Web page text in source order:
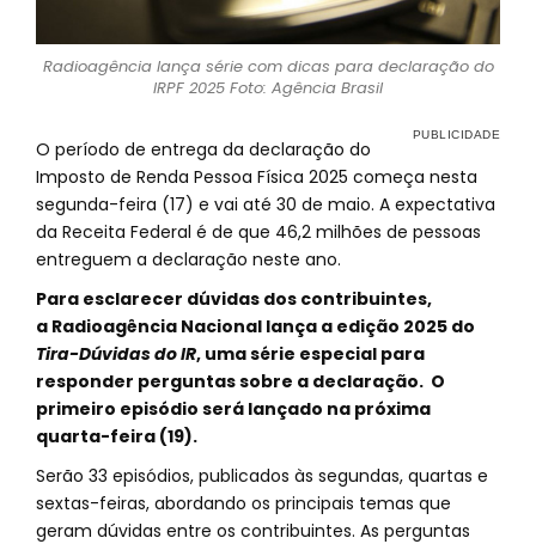
Radioagência lança série com dicas para declaração do
IRPF 2025 Foto: Agência Brasil
O período de entrega da declaração do
Imposto de Renda Pessoa Física 2025 começa nesta
segunda-feira (17) e vai até 30 de maio. A expectativa
da Receita Federal é de que 46,2 milhões de pessoas
entreguem a declaração neste ano.
Para esclarecer dúvidas dos contribuintes,
a Radioagência Nacional lança a edição 2025 do
Tira-Dúvidas do IR, uma série especial para
responder perguntas sobre a declaração. O
primeiro episódio será lançado na próxima
quarta-feira (19).
Serão 33 episódios, publicados às segundas, quartas e
sextas-feiras, abordando os principais temas que
geram dúvidas entre os contribuintes. As perguntas